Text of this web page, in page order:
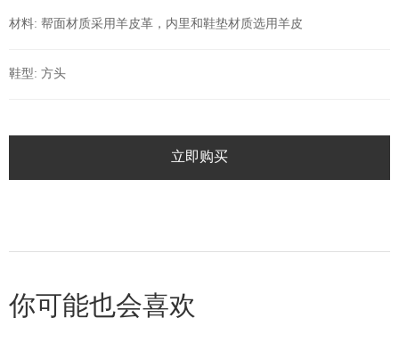
材料: 帮面材质采用羊皮革，内里和鞋垫材质选用羊皮
鞋型: 方头
立即购买
你可能也会喜欢